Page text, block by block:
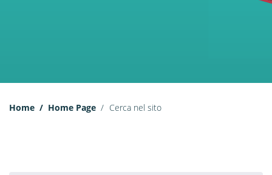
Home Home Page Cerca nel sito